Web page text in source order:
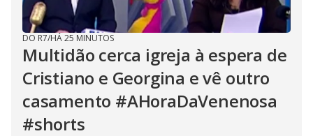
DO R7/HÁ 25 MINUTOS
Multidão cerca igreja à espera de
Cristiano e Georgina e vê outro
casamento #AHoraDaVenenosa
#shorts